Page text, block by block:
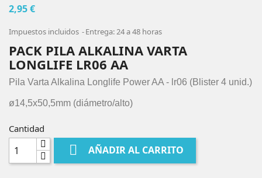
2,95 €
Impuestos incluidos Entrega: 24 a 48 horas
PACK PILA ALKALINA VARTA
LONGLIFE LR06 AA
Pila Varta Alkalina Longlife Power AA - lr06 (Blister 4 unid.)
ø14,5x50,5mm (diámetro/alto)
Cantidad
 AÑADIR AL CARRITO